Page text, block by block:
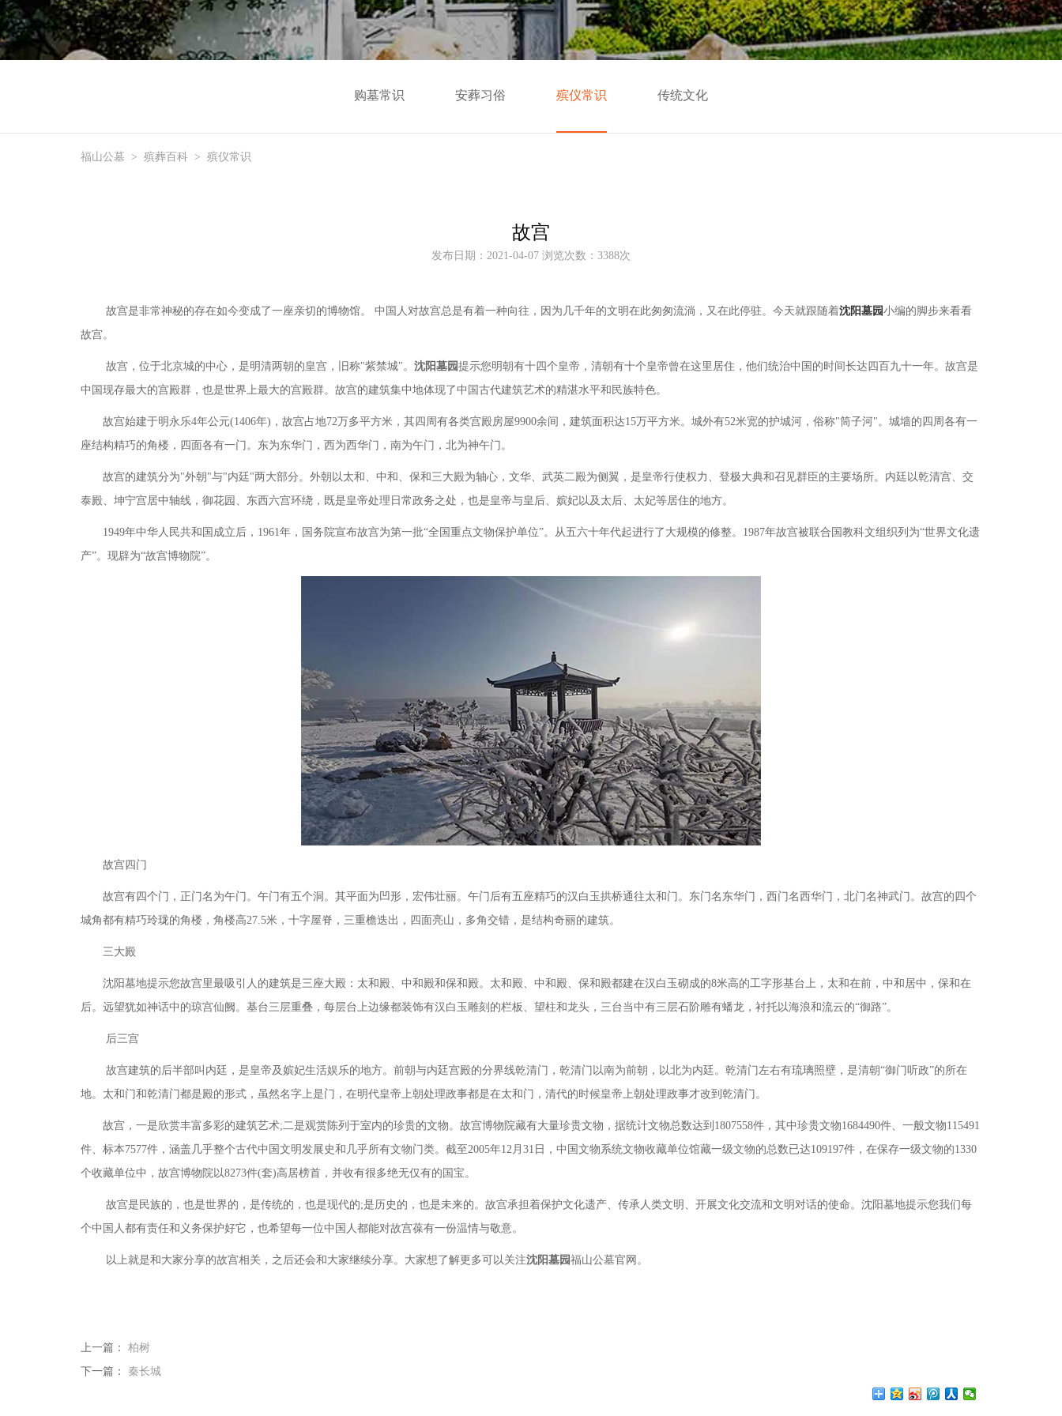
购墓常识 安葬习俗 殡仪常识 传统文化
福山公墓 > 殡葬百科 > 殡仪常识
故宫
发布日期：2021-04-07 浏览次数：3388次
故宫是非常神秘的存在如今变成了一座亲切的博物馆。 中国人对故宫总是有着一种向往，因为几千年的文明在此匆匆流淌，又在此停驻。今天就跟随着沈阳墓园小编的脚步来看看
故宫。
故宫，位于北京城的中心，是明清两朝的皇宫，旧称"紫禁城"。 沈阳墓园提示您明朝有十四个皇帝，清朝有十个皇帝曾在这里居住，他们统治中国的时间长达四百九十一年。故宫是
中国现存最大的宫殿群，也是世界上最大的宫殿群。故宫的建筑集中地体现了中国古代建筑艺术的精湛水平和民族特色。
故宫始建于明永乐4年公元(1406年)，故宫占地72万多平方米，其四周有各类宫殿房屋9900余间，建筑面积达15万平方米。城外有52米宽的护城河，俗称"筒子河"。城墙的四周各有一
座结构精巧的角楼，四面各有一门。东为东华门，西为西华门，南为午门，北为神午门。
故宫的建筑分为"外朝"与"内廷"两大部分。外朝以太和、中和、保和三大殿为轴心，文华、武英二殿为侧翼，是皇帝行使权力、登极大典和召见群臣的主要场所。内廷以乾清宫、交
泰殿、坤宁宫居中轴线，御花园、东西六宫环绕，既是皇帝处理日常政务之处，也是皇帝与皇后、嫔妃以及太后、太妃等居住的地方。
1949年中华人民共和国成立后，1961年，国务院宣布故宫为第一批“全国重点文物保护单位”。从五六十年代起进行了大规模的修整。1987年故宫被联合国教科文组织列为“世界文化遗
产”。现辟为“故宫博物院”。
故宫四门
故宫有四个门，正门名为午门。午门有五个洞。其平面为凹形，宏伟壮丽。午门后有五座精巧的汉白玉拱桥通往太和门。东门名东华门，西门名西华门，北门名神武门。故宫的四个
城角都有精巧玲珑的角楼，角楼高27.5米，十字屋脊，三重檐迭出，四面亮山，多角交错，是结构奇丽的建筑。
三大殿
沈阳墓地提示您故宫里最吸引人的建筑是三座大殿：太和殿、中和殿和保和殿。太和殿、中和殿、保和殿都建在汉白玉砌成的8米高的工字形基台上，太和在前，中和居中，保和在
后。远望犹如神话中的琼宫仙阙。基台三层重叠，每层台上边缘都装饰有汉白玉雕刻的栏板、望柱和龙头，三台当中有三层石阶雕有蟠龙，衬托以海浪和流云的“御路”。
后三宫
故宫建筑的后半部叫内廷，是皇帝及嫔妃生活娱乐的地方。前朝与内廷宫殿的分界线乾清门，乾清门以南为前朝，以北为内廷。乾清门左右有琉璃照壁，是清朝“御门听政”的所在
地。太和门和乾清门都是殿的形式，虽然名字上是门，在明代皇帝上朝处理政事都是在太和门，清代的时候皇帝上朝处理政事才改到乾清门。
故宫，一是欣赏丰富多彩的建筑艺术;二是观赏陈列于室内的珍贵的文物。故宫博物院藏有大量珍贵文物，据统计文物总数达到1807558件，其中珍贵文物1684490件、一般文物115491
件、标本7577件，涵盖几乎整个古代中国文明发展史和几乎所有文物门类。截至2005年12月31日，中国文物系统文物收藏单位馆藏一级文物的总数已达109197件，在保存一级文物的1330
个收藏单位中，故宫博物院以8273件(套)高居榜首，并收有很多绝无仅有的国宝。
故宫是民族的，也是世界的，是传统的，也是现代的;是历史的，也是未来的。故宫承担着保护文化遗产、传承人类文明、开展文化交流和文明对话的使命。 沈阳墓地提示您我们每
个中国人都有责任和义务保护好它，也希望每一位中国人都能对故宫葆有一份温情与敬意。
以上就是和大家分享的故宫相关，之后还会和大家继续分享。大家想了解更多可以关注沈阳墓园福山公墓官网。
上一篇： 柏树
下一篇： 秦长城